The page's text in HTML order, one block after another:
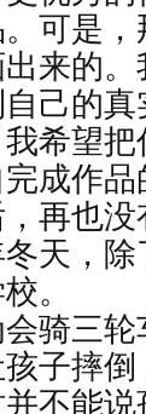
可是
来的
己的
希望
成作品
也没
天，
。
三轮
子摔
不能